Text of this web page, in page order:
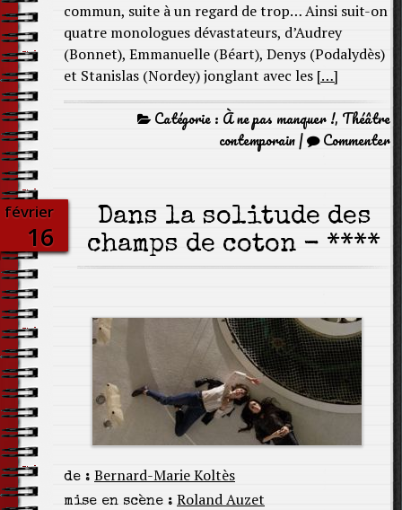
commun, suite à un regard de trop… Ainsi suit-on
quatre monologues dévastateurs, d’Audrey
(Bonnet), Emmanuelle (Béart), Denys (Podalydès)
et Stanislas (Nordey) jonglant avec les […]
Catégorie : À ne pas manquer !, Théâtre
contemporain| Commenter
février
16
Dans la solitude des
champs de coton - ****
de : Bernard-Marie Koltès
mise en scène : Roland Auzet